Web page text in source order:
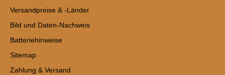
Versandpreise & -Länder
Bild und Daten-Nachweis
Batteriehinweise
Sitemap
Zahlung & Versand